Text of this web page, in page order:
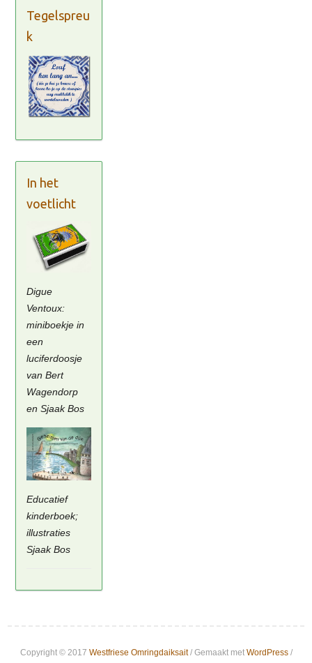
Tegelspreu
k
In het
voetlicht
Digue
Ventoux:
miniboekje in
een
luciferdoosje
van Bert
Wagendorp
en Sjaak Bos
Educatief
kinderboek;
illustraties
Sjaak Bos
Copyright © 2017 Westfriese Omringdaiksait/ Gemaakt met WordPress/